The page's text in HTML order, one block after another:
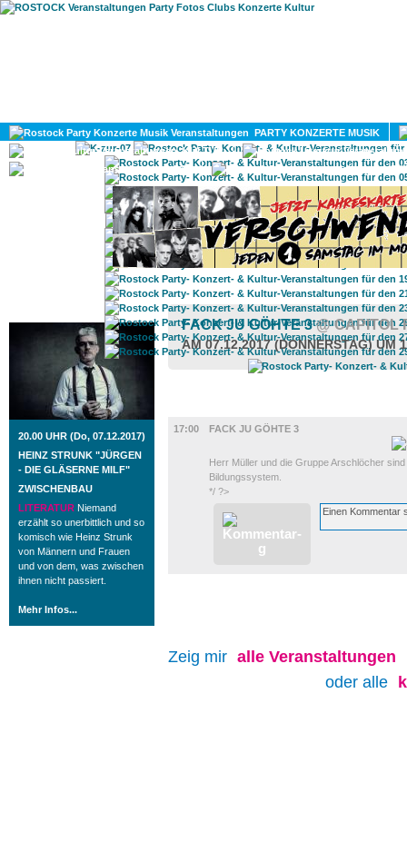
PARTY KONZERTE MUSIK
KULTUR
GAY
ROSTOCK TAGESTIPP
20.00 UHR (Do, 07.12.2017)
HEINZ STRUNK "JÜRGEN
- DIE GLÄSERNE MILF"
ZWISCHENBAU
LITERATUR Niemand
erzählt so unerbittlich und so
komisch wie Heinz Strunk
von Männern und Frauen
und von dem, was zwischen
ihnen nicht passiert.
Mehr Infos...
FACK JU GÖHTE 3@ CAPITOL
AM 07.12.2017 (DONNERSTAG) UM
17:00
FACK JU GÖHTE 3
Herr Müller und die Gruppe Arschlöcher
Bildungssystem.
*/ ?>
Zeig mir alle Veranstaltungen
oder alle